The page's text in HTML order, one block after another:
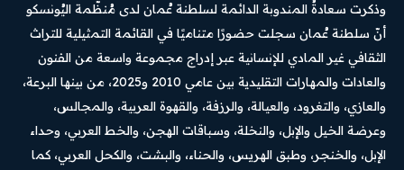
وذكرت سعادةُ المندوبة الدائمة لسلطنة عُمان لدى مُنظّمة اليُونسكو
أنّ سلطنة عُمان سجلت حضورًا متناميًا في القائمة التمثيلية للتراث
الثقافي غير المادي للإنسانية عبر إدراج مجموعة واسعة من الفنون
والعادات والمهارات التقليدية بين عامي 2010 و2025، من بينها البرعة،
والعازي، والتغرود، والعيالة، والرزفة، والقهوة العربية، والمجالس،
وعرضة الخيل والإبل، والنخلة، وسباقات الهجن، والخط العربي، وحداء
الإبل، والخنجر، وطبق الهريس، والحناء، والبشت، والكحل العربي، كما